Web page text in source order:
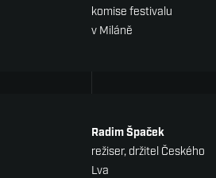
komise festivalu
v Miláně
Radim Špaček
režiser, držitel Českého
Lva